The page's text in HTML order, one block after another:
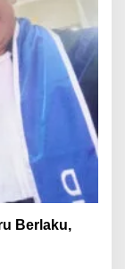
Berlaku,